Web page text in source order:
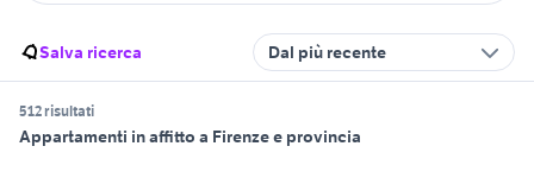
Salva ricerca Dal più recente
512 risultati
Appartamenti in affitto a Firenze e provincia